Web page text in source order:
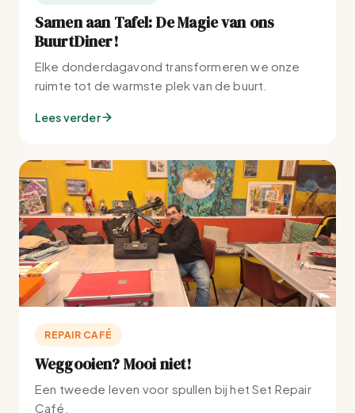
Samen aan Tafel: De Magie van ons
BuurtDiner!
Elke donderdagavond transformeren we onze
ruimte tot de warmste plek van de buurt.
Lees verder
REPAIR CAFÉ
Weggooien? Mooi niet!
Een tweede leven voor spullen bij het Set Repair
Café.